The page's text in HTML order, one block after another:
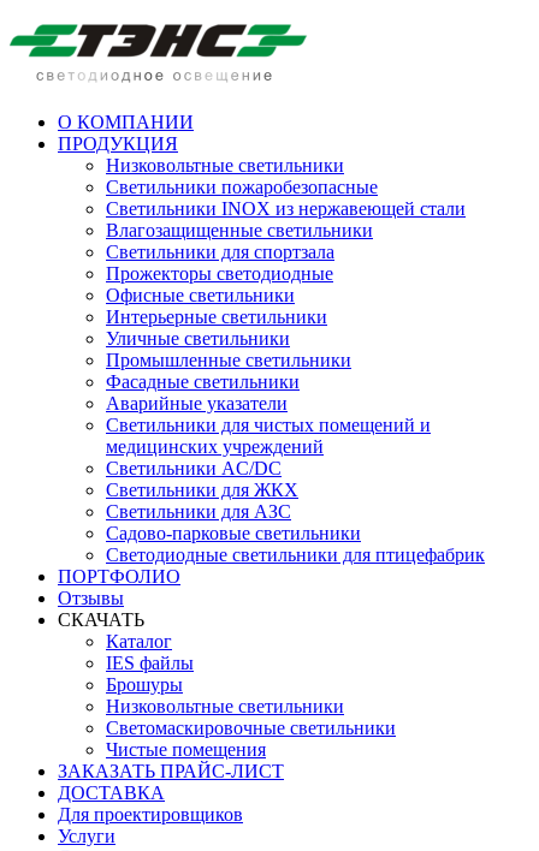
О КОМПАНИИ
ПРОДУКЦИЯ
Низковольтные светильники
Cветильники пожаробезопасные
Светильники INOX из нержавеющей стали
Влагозащищенные светильники
Светильники для спортзала
Прожекторы светодиодные
Офисные светильники
Интерьерные светильники
Уличные светильники
Промышленные светильники
Фасадные светильники
Аварийные указатели
Светильники для чистых помещений и
медицинских учреждений
Светильники AC/DC
Светильники для ЖКХ
Светильники для АЗС
Садово-парковые светильники
Светодиодные светильники для птицефабрик
ПОРТФОЛИО
Отзывы
СКАЧАТЬ
Каталог
IES файлы
Брошуры
Низковольтные светильники
Светомаскировочные светильники
Чистые помещения
ЗАКАЗАТЬ ПРАЙС-ЛИСТ
ДОСТАВКА
Для проектировщиков
Услуги